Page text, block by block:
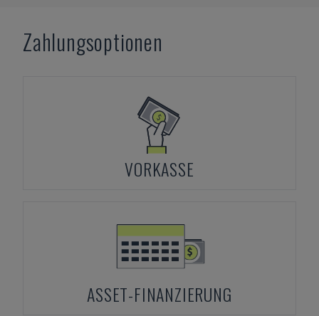
Zahlungsoptionen
VORKASSE
ASSET-FINANZIERUNG